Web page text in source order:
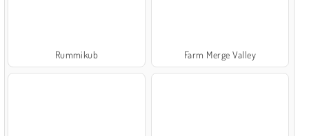
Rummikub Farm Merge Valley